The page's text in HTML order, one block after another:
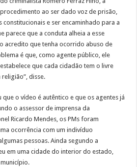
ao ser dado voz de prisão,
e ser encaminhado para a
parece que a conduta alheia a esse
acredito que tenha ocorrido abuso de
é que, como agente público, ele
que cada cidadão tem o livre
disse.
o vídeo é autêntico e que os agentes já
o assessor de imprensa da
Ricardo Mendes, os PMs foram
ocorrência com um indivíduo
pessoas. Ainda segundo a
em uma cidade do interior do estado,